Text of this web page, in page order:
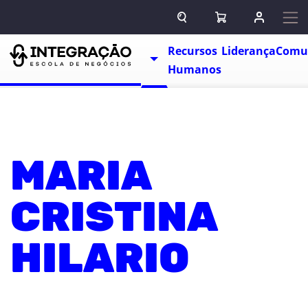
ABRIR CAMPO DE BUSCA
ABRIR CARRINHO
ENTRAR
Escolas
TOGGLE DROPDOWN
Recursos
Humanos
Liderança
MARIA
CRISTINA
HILARIO